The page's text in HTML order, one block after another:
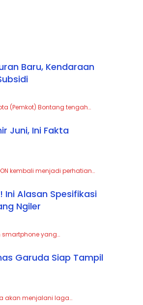
Baru, Kendaraan
(Pemkot) Bontang tengah…
Juni, Ini Fakta
kembali menjadi perhatian…
Ini Alasan Spesifikasi
Ngiler
smartphone yang…
Garuda Siap Tampil
akan menjalani laga…